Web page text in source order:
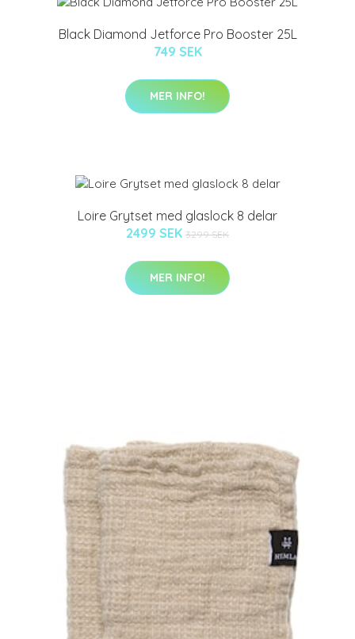
Black Diamond Jetforce Pro Booster 25L
749 SEK
MER INFO!
Loire Grytset med glaslock 8 delar
2499 SEK 3299 SEK
MER INFO!